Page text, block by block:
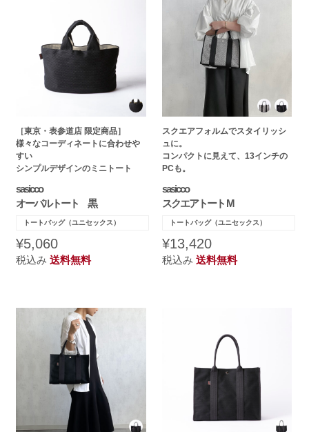
［東京・表参道店 限定商品］
様々なコーディネートに合わせや
すい
シンプルデザインのミニトート
sasicco
オーバルトート 黒
トートバッグ（ユニセックス）
¥5,060
税込み送料無料
スクエアフォルムでスタイリッシ
ュに。
コンパクトに見えて、13インチの
PCも。
sasicco
スクエアトート M
トートバッグ（ユニセックス）
¥13,420
税込み送料無料